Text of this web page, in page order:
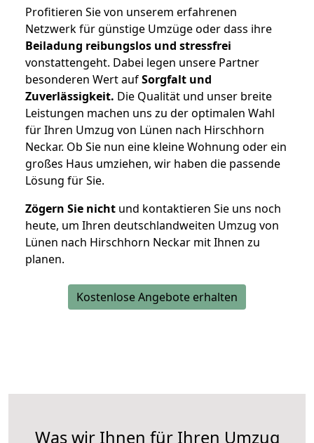
Profitieren Sie von unserem erfahrenen
Netzwerk für günstige Umzüge oder dass ihre
Beiladung reibungslos und stressfrei
vonstattengeht. Dabei legen unsere Partner
besonderen Wert aufSorgfalt und
Zuverlässigkeit. Die Qualität und unser breite
Leistungen machen uns zu der optimalen Wahl
für Ihren Umzug von Lünen nach Hirschhorn
Neckar. Ob Sie nun eine kleine Wohnung oder ein
großes Haus umziehen, wir haben die passende
Lösung für Sie.
Zögern Sie nicht und kontaktieren Sie uns noch
heute, um Ihren deutschlandweiten Umzug von
Lünen nach Hirschhorn Neckar mit Ihnen zu
planen.
Kostenlose Angebote erhalten
Was wir Ihnen für Ihren Umzug